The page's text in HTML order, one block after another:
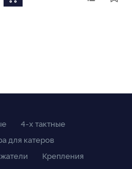
4-x тактные
для катеров
Крепления